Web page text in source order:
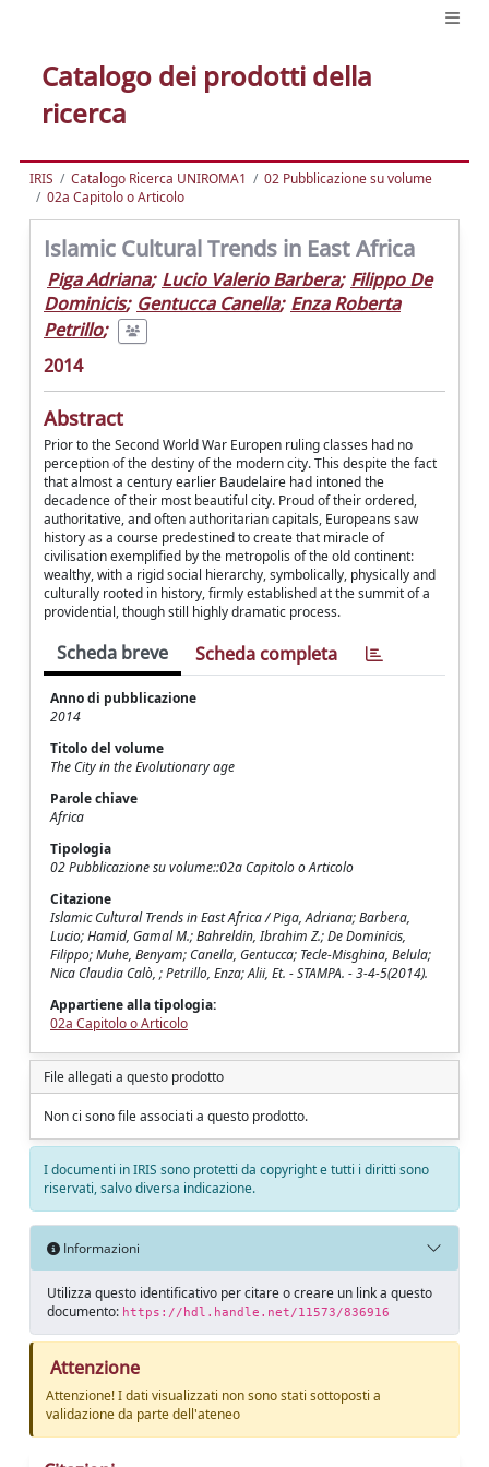
Catalogo dei prodotti della
ricerca
IRIS Catalogo Ricerca UNIROMA1
02 Pubblicazione su volume
02a Capitolo o Articolo
Islamic Cultural Trends in East Africa
Piga Adriana; Lucio Valerio Barbera; Filippo De
Dominicis; Gentucca Canella; Enza Roberta
Petrillo;
2014
Abstract
Prior to the Second World War Europen ruling classes had no
perception of the destiny of the modern city. This despite the fact
that almost a century earlier Baudelaire had intoned the
decadence of their most beautiful city. Proud of their ordered,
authoritative, and often authoritarian capitals, Europeans saw
history as a course predestined to create that miracle of
civilisation exemplified by the metropolis of the old continent:
wealthy, with a rigid social hierarchy, symbolically, physically and
culturally rooted in history, firmly established at the summit of a
providential, though still highly dramatic process.
Scheda breve Scheda completa
Anno di pubblicazione
2014
Titolo del volume
The City in the Evolutionary age
Parole chiave
Africa
Tipologia
02 Pubblicazione su volume::02a Capitolo o Articolo
Citazione
Islamic Cultural Trends in East Africa / Piga, Adriana; Barbera,
Lucio; Hamid, Gamal M.; Bahreldin, Ibrahim Z.; De Dominicis,
Filippo; Muhe, Benyam; Canella, Gentucca; Tecle-Misghina, Belula;
Nica Claudia Calò, ; Petrillo, Enza; Alii, Et. - STAMPA. - 3-4-5(2014).
Appartiene alla tipologia:
02a Capitolo o Articolo
File allegati a questo prodotto
Non ci sono file associati a questo prodotto.
I documenti in IRIS sono protetti da copyright e tutti i diritti sono
riservati, salvo diversa indicazione.
Informazioni
Utilizza questo identificativo per citare o creare un link a questo
documento: https://hdl.handle.net/11573/836916
Attenzione
Attenzione! I dati visualizzati non sono stati sottoposti a
validazione da parte dell'ateneo